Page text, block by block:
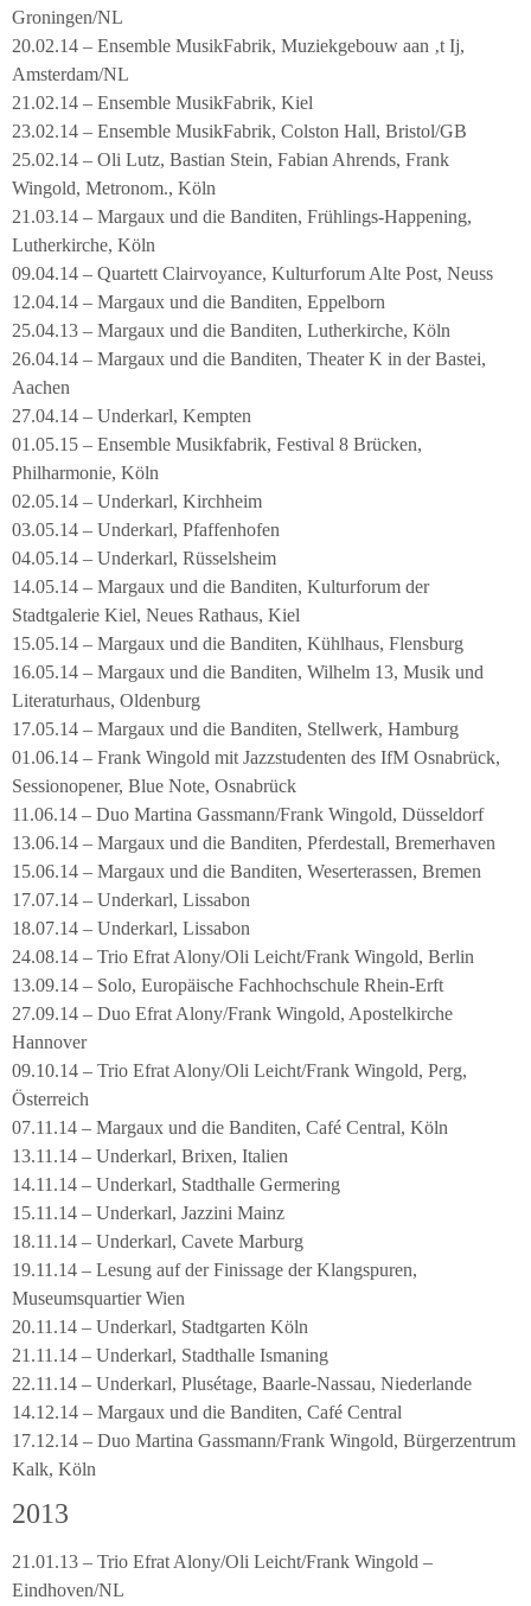
Groningen/NL
20.02.14 – Ensemble MusikFabrik, Muziekgebouw aan ‚t Ij,
Amsterdam/NL
21.02.14 – Ensemble MusikFabrik, Kiel
23.02.14 – Ensemble MusikFabrik, Colston Hall, Bristol/GB
25.02.14 – Oli Lutz, Bastian Stein, Fabian Ahrends, Frank
Wingold, Metronom., Köln
21.03.14 – Margaux und die Banditen, Frühlings-Happening,
Lutherkirche, Köln
09.04.14 – Quartett Clairvoyance, Kulturforum Alte Post, Neuss
12.04.14 – Margaux und die Banditen, Eppelborn
25.04.13 – Margaux und die Banditen, Lutherkirche, Köln
26.04.14 – Margaux und die Banditen, Theater K in der Bastei,
Aachen
27.04.14 – Underkarl, Kempten
01.05.15 – Ensemble Musikfabrik, Festival 8 Brücken,
Philharmonie, Köln
02.05.14 – Underkarl, Kirchheim
03.05.14 – Underkarl, Pfaffenhofen
04.05.14 – Underkarl, Rüsselsheim
14.05.14 – Margaux und die Banditen, Kulturforum der
Stadtgalerie Kiel, Neues Rathaus, Kiel
15.05.14 – Margaux und die Banditen, Kühlhaus, Flensburg
16.05.14 – Margaux und die Banditen, Wilhelm 13, Musik und
Literaturhaus, Oldenburg
17.05.14 – Margaux und die Banditen, Stellwerk, Hamburg
01.06.14 – Frank Wingold mit Jazzstudenten des IfM Osnabrück,
Sessionopener, Blue Note, Osnabrück
11.06.14 – Duo Martina Gassmann/Frank Wingold, Düsseldorf
13.06.14 – Margaux und die Banditen, Pferdestall, Bremerhaven
15.06.14 – Margaux und die Banditen, Weserterassen, Bremen
17.07.14 – Underkarl, Lissabon
18.07.14 – Underkarl, Lissabon
24.08.14 – Trio Efrat Alony/Oli Leicht/Frank Wingold, Berlin
13.09.14 – Solo, Europäische Fachhochschule Rhein-Erft
27.09.14 – Duo Efrat Alony/Frank Wingold, Apostelkirche
Hannover
09.10.14 – Trio Efrat Alony/Oli Leicht/Frank Wingold, Perg,
Österreich
07.11.14 – Margaux und die Banditen, Café Central, Köln
13.11.14 – Underkarl, Brixen, Italien
14.11.14 – Underkarl, Stadthalle Germering
15.11.14 – Underkarl, Jazzini Mainz
18.11.14 – Underkarl, Cavete Marburg
19.11.14 – Lesung auf der Finissage der Klangspuren,
Museumsquartier Wien
20.11.14 – Underkarl, Stadtgarten Köln
21.11.14 – Underkarl, Stadthalle Ismaning
22.11.14 – Underkarl, Plusétage, Baarle-Nassau, Niederlande
14.12.14 – Margaux und die Banditen, Café Central
17.12.14 – Duo Martina Gassmann/Frank Wingold, Bürgerzentrum
Kalk, Köln
2013
21.01.13 – Trio Efrat Alony/Oli Leicht/Frank Wingold –
Eindhoven/NL